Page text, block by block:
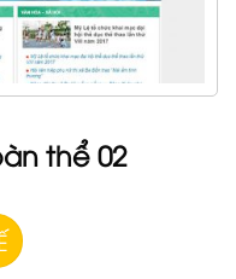
thể 02